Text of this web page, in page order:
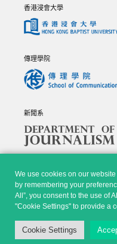
We use cookies on our
by remembering your
All”, you consent to the use of
"Cookie Settings" to provide a
Cookie Settings
香港浸會大學
傳理學院
新聞系
© Copyright 2026 - 香港